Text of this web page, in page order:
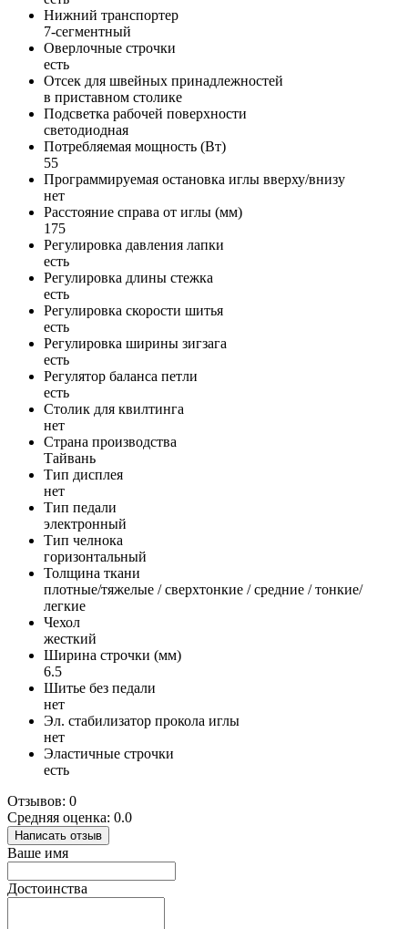
Нижний транспортер
7-сегментный
Оверлочные строчки
есть
Отсек для швейных принадлежностей
в приставном столике
Подсветка рабочей поверхности
светодиодная
Потребляемая мощность (Вт)
55
Программируемая остановка иглы вверху/внизу
нет
Расстояние справа от иглы (мм)
175
Регулировка давления лапки
есть
Регулировка длины стежка
есть
Регулировка скорости шитья
есть
Регулировка ширины зигзага
есть
Регулятор баланса петли
есть
Столик для квилтинга
нет
Страна производства
Тайвань
Тип дисплея
нет
Тип педали
электронный
Тип челнока
горизонтальный
Толщина ткани
плотные/тяжелые / сверхтонкие / средние / тонкие/
легкие
Чехол
жесткий
Ширина строчки (мм)
6.5
Шитье без педали
нет
Эл. стабилизатор прокола иглы
нет
Эластичные строчки
есть
Отзывов: 0
Средняя оценка: 0.0
Написать отзыв
Ваше имя
Достоинства